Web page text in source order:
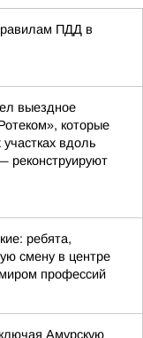
ПДД в
выездное
которые
вдоль
реконструируют
ребята,
смену в центре
профессий
Амурскую